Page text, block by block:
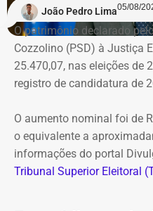
João Pedro Lima05/08/
O patrimônio declarado
Cozzolino (PSD) à Justiça
25.470,07, nas eleições de
registro de candidatura de
O aumento nominal foi de
o equivalente a
informações do portal
Tribunal Superior Eleitoral